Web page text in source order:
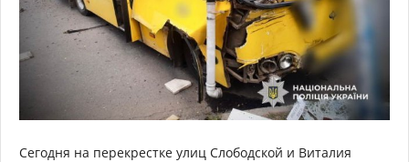
Сегодня на перекрестке улиц Слободской и Виталия